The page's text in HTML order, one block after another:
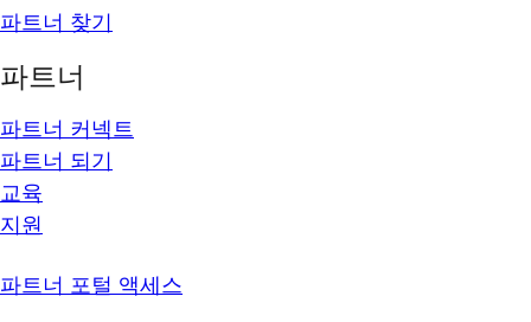
파트너 찾기
파트너
파트너 커넥트
파트너 되기
교육
지원
파트너 포털 액세스